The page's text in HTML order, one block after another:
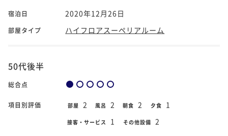
宿泊日 2020年12月26日
部屋タイプ ハイフロアスーペリアルーム
50代後半
総合点
項目別評価 部屋 2 風呂 2 朝食 2 夕食 1
接客・サービス 1 その他設備 2